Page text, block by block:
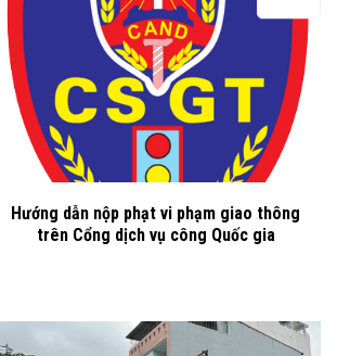
Hướng dẫn nộp phạt vi phạm giao thông
trên Cổng dịch vụ công Quốc gia